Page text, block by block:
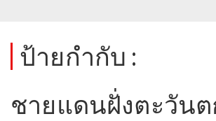
ป้ายกำกับ :
ชายแดนฝั่งตะวันต